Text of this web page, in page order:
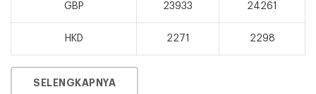
GBP 23933 24261
HKD 2271 2298
SELENGKAPNYA